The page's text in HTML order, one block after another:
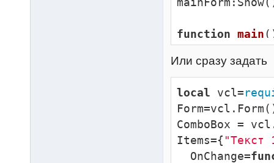
function main
Или сразу задать
local vcl=
ComboBox =
Items={ "Текст
  OnChange=